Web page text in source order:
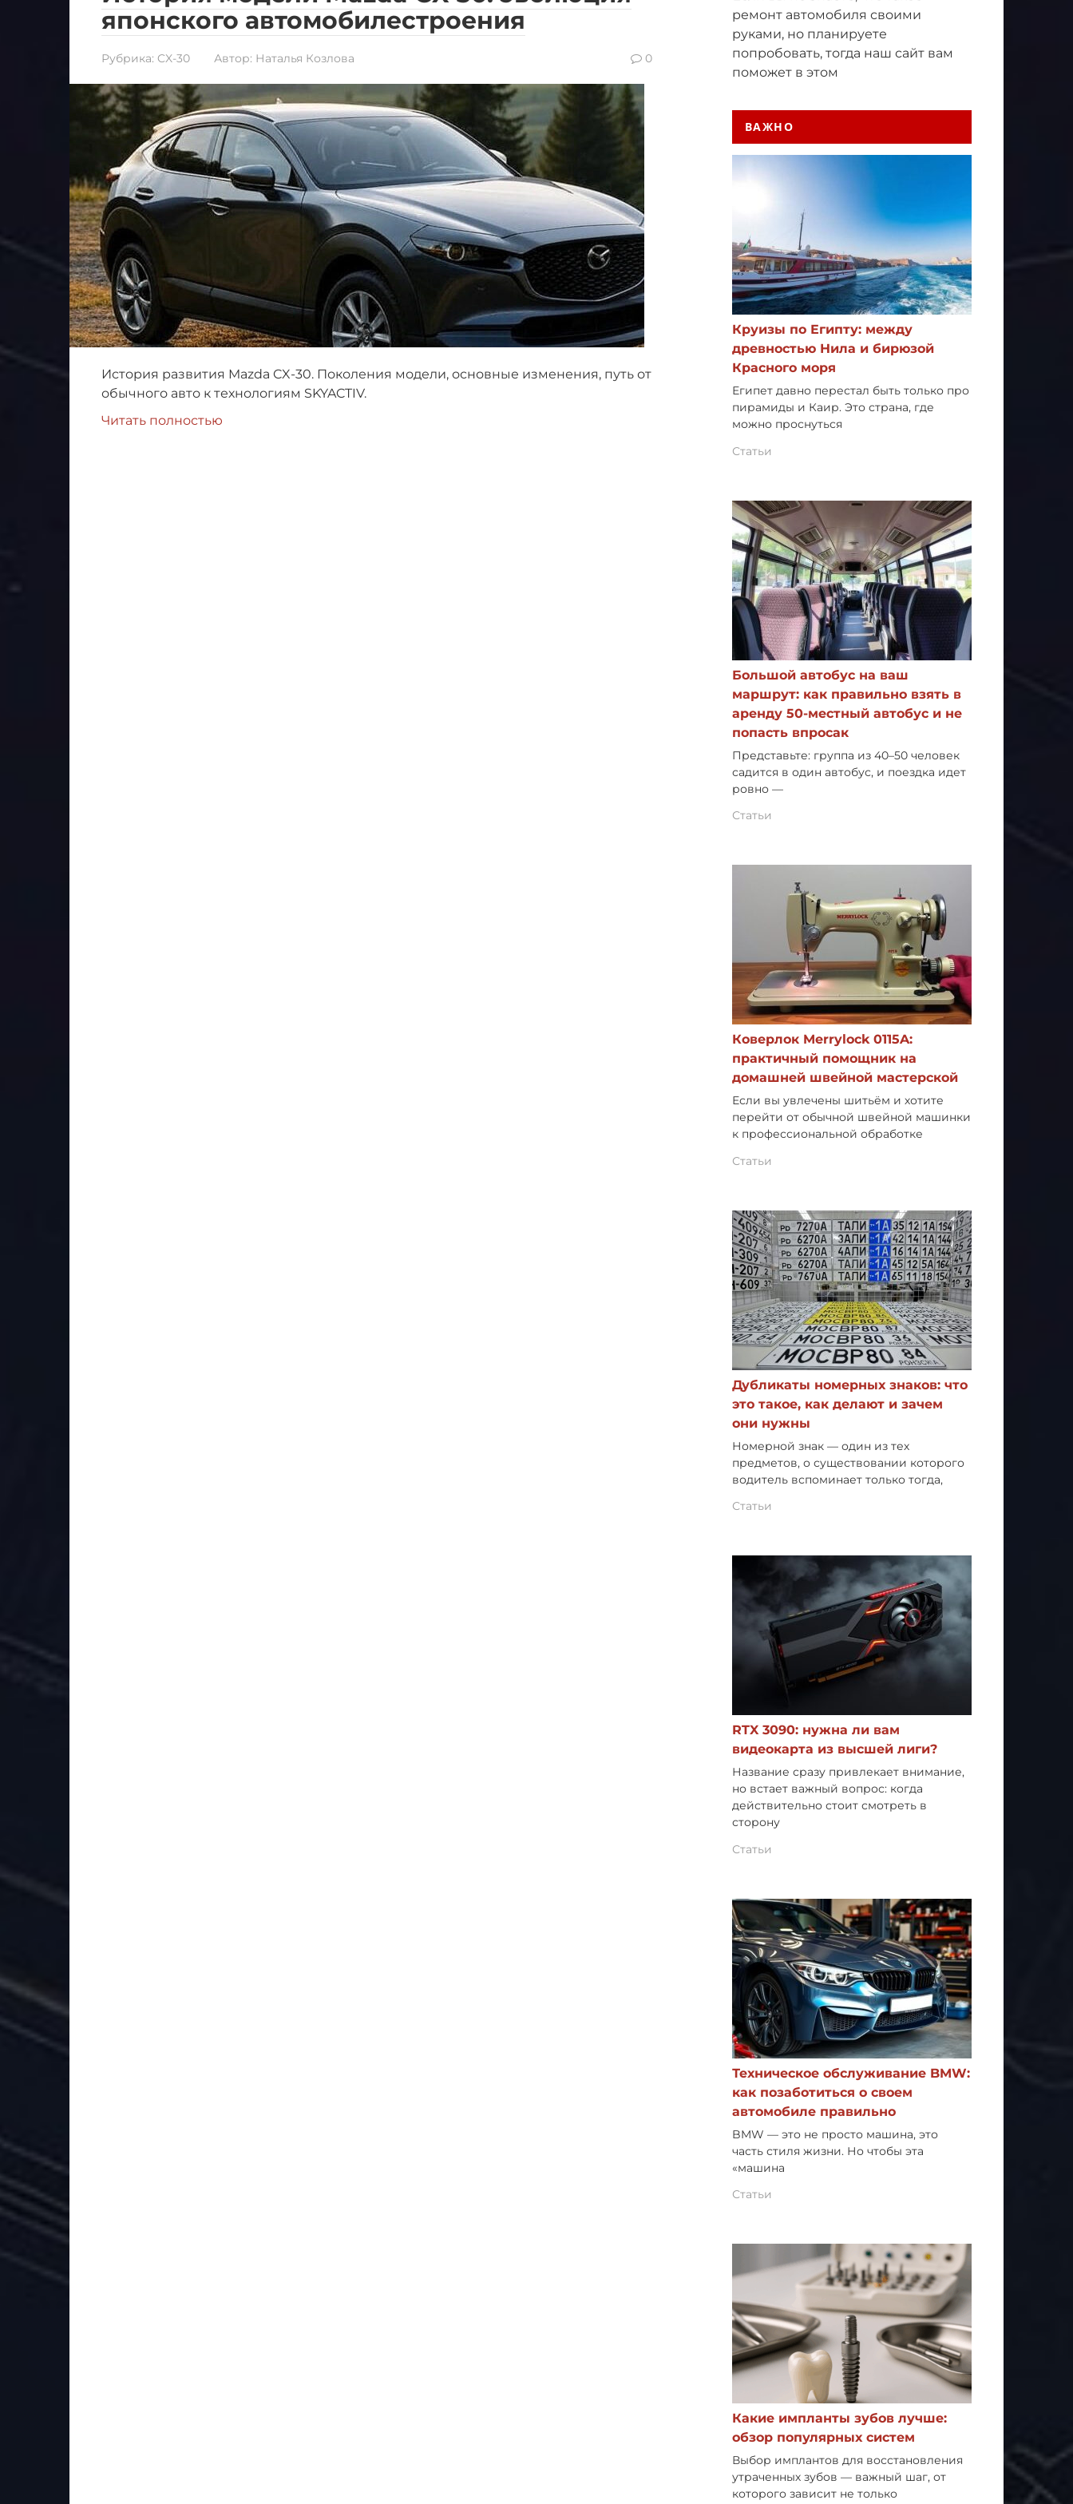
японского автомобилестроения
Рубрика: CX-30 Автор: Наталья Козлова 0
История развития Mazda CX-30. Поколения модели, основные изменения, путь от
обычного авто к технологиям SKYACTIV.
Читать полностью
ремонт автомобиля своими
руками, но планируете
попробовать, тогда наш сайт вам
поможет в этом
ВАЖНО
Круизы по Египту: между
древностью Нила и бирюзой
Красного моря
Египет давно перестал быть только про
пирамиды и Каир. Это страна, где
можно проснуться
Статьи
Большой автобус на ваш
маршрут: как правильно взять в
аренду 50-местный автобус и не
попасть впросак
Представьте: группа из 40–50 человек
садится в один автобус, и поездка идет
ровно —
Статьи
Коверлок Merrylock 0115A:
практичный помощник на
домашней швейной мастерской
Если вы увлечены шитьём и хотите
перейти от обычной швейной машинки
к профессиональной обработке
Статьи
Дубликаты номерных знаков: что
это такое, как делают и зачем
они нужны
Номерной знак — один из тех
предметов, о существовании которого
водитель вспоминает только тогда,
Статьи
RTX 3090: нужна ли вам
видеокарта из высшей лиги?
Название сразу привлекает внимание,
но встает важный вопрос: когда
действительно стоит смотреть в
сторону
Статьи
Техническое обслуживание BMW:
как позаботиться о своем
автомобиле правильно
BMW — это не просто машина, это
часть стиля жизни. Но чтобы эта
«машина
Статьи
Какие импланты зубов лучше:
обзор популярных систем
Выбор имплантов для восстановления
утраченных зубов — важный шаг, от
которого зависит не только